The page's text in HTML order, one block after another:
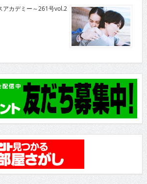
アカデミー～261号vol.2